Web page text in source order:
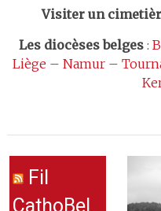
Visiter un
Les diocèses belges:
Liège – Namur–
Fil
CathoBel